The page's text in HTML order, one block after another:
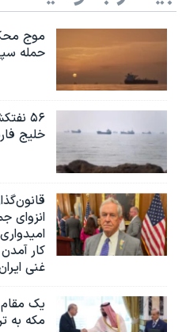
موج
حمله
۵۶
خلیج
انزوای
کار
غنی
یک
مکه به